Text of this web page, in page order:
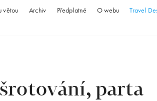
větou Archiv Předplatné O webu Travel
parta